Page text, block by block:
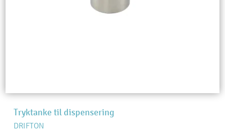
Tryktanke til dispensering
DRIFTON